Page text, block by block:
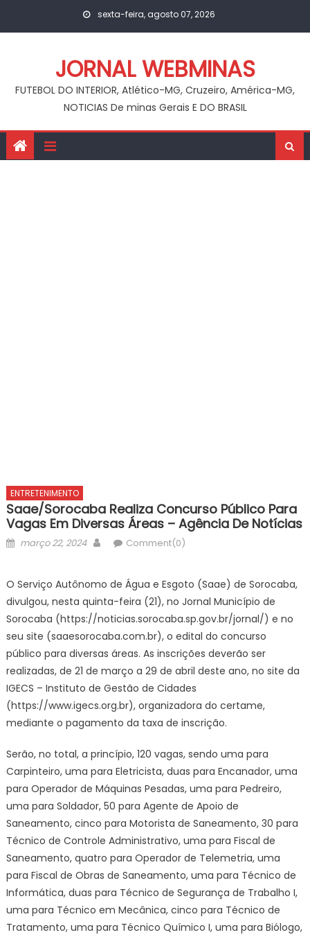
sexta-feira, agosto 07, 2026
JORNAL WEBMINAS
FUTEBOL DO INTERIOR, Atlético-MG, Cruzeiro, América-MG,
NOTICIAS De minas Gerais E DO BRASIL
ENTRETENIMENTO
Saae/Sorocaba Realiza Concurso Público Para
Vagas Em Diversas Áreas – Agência De Notícias
Posted
março 22, 2024 AuthorComment(0)
O Serviço Autônomo de Água e Esgoto (Saae) de Sorocaba,
divulgou, nesta quinta-feira (21), no Jornal Município de
Sorocaba (https://noticias.sorocaba.sp.gov.br/jornal/) e no
seu site (saaesorocaba.com.br), o edital do concurso
público para diversas áreas. As inscrições deverão ser
realizadas, de 21 de março a 29 de abril deste ano, no site da
IGECS – Instituto de Gestão de Cidades
(https://www.igecs.org.br), organizadora do certame,
mediante o pagamento da taxa de inscrição.
Serão, no total, a princípio, 120 vagas, sendo uma para
Carpinteiro, uma para Eletricista, duas para Encanador, uma
para Operador de Máquinas Pesadas, uma para Pedreiro,
uma para Soldador, 50 para Agente de Apoio de
Saneamento, cinco para Motorista de Saneamento, 30 para
Técnico de Controle Administrativo, uma para Fiscal de
Saneamento, quatro para Operador de Telemetria, uma
para Fiscal de Obras de Saneamento, uma para Técnico de
Informática, duas para Técnico de Segurança de Trabalho I,
uma para Técnico em Mecânica, cinco para Técnico de
Tratamento, uma para Técnico Químico I, uma para Biólogo,